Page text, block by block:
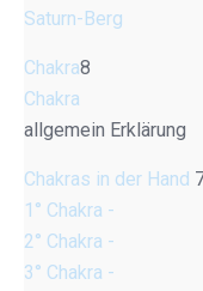
Saturn-Berg
Chakra8
Chakra
allgemein Erklärung
Chakras in der Hand
1° Chakra -
2° Chakra -
3° Chakra -